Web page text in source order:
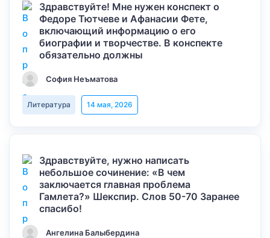
Здравствуйте! Мне нужен конспект о
Федоре Тютчеве и Афанасии Фете,
включающий информацию о его
биографии и творчестве. В конспекте
обязательно должны
София Неъматова
Литература 14 мая, 2026
Здравствуйте, нужно написать
небольшое сочинение: «В чем
заключается главная проблема
Гамлета?» Шекспир. Слов 50-70 Заранее
спасибо!
Ангелина Балыбердина